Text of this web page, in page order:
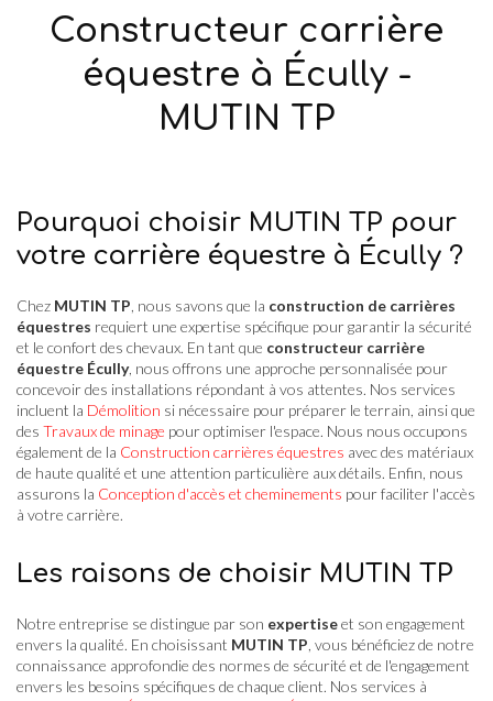
Constructeur carrière
équestre à Écully -
MUTIN TP
Pourquoi choisir MUTIN TP pour
votre carrière équestre à Écully ?
Chez MUTIN TP , nous savons que la construction de carrières
équestres requiert une expertise spécifique pour garantir la sécurité
et le confort des chevaux. En tant que constructeur carrière
équestre Écully, nous offrons une approche personnalisée pour
concevoir des installations répondant à vos attentes. Nos services
incluent la Démolition si nécessaire pour préparer le terrain, ainsi que
des Travaux de minage pour optimiser l'espace. Nous nous occupons
également de la Construction carrières équestres avec des matériaux
de haute qualité et une attention particulière aux détails. Enfin, nous
assurons la Conception d'accès et cheminements pour faciliter l'accès
à votre carrière.
Les raisons de choisir MUTIN TP
Notre entreprise se distingue par son expertiseet son engagement
envers la qualité. En choisissant MUTIN TP , vous bénéficiez de notre
connaissance approfondie des normes de sécurité et de l'engagement
envers les besoins spécifiques de chaque client. Nos services à